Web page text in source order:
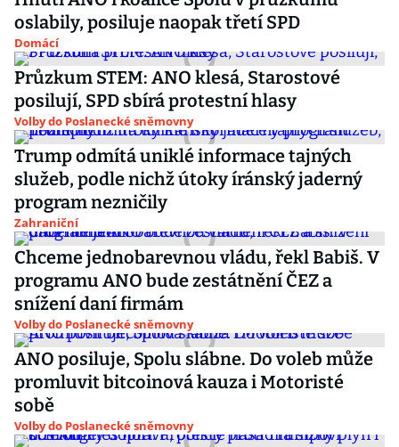
oslabily, posiluje naopak třetí SPD
Domácí
Průzkum STEM: ANO klesá, Starostové
posilují, SPD sbírá protestní hlasy
Volby do Poslanecké sněmovny
Trump odmítá uniklé informace tajných
služeb, podle nichž útoky íránský jaderný
program nezničily
Zahraniční
Chceme jednobarevnou vládu, řekl Babiš. V
programu ANO bude zestátnění ČEZ a
snížení daní firmám
Volby do Poslanecké sněmovny
ANO posiluje, Spolu slábne. Do voleb může
promluvit bitcoinová kauza i Motoristé
sobě
Volby do Poslanecké sněmovny